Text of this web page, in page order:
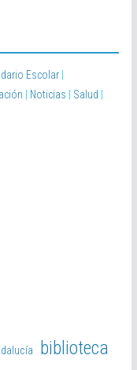
Escolar
Noticias Salud
biblioteca